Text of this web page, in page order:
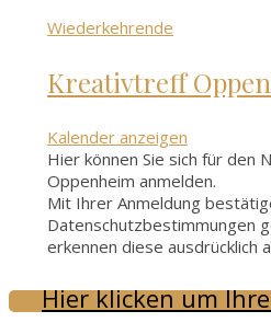
Wiederkehrende
Kreativtreff
Kalender anzeigen
Hier können Sie sich für den
Oppenheim anmelden.
Mit Ihrer Anmeldung
Datenschutzbestimmungen
erkennen diese ausdrücklich
Hier klicken um